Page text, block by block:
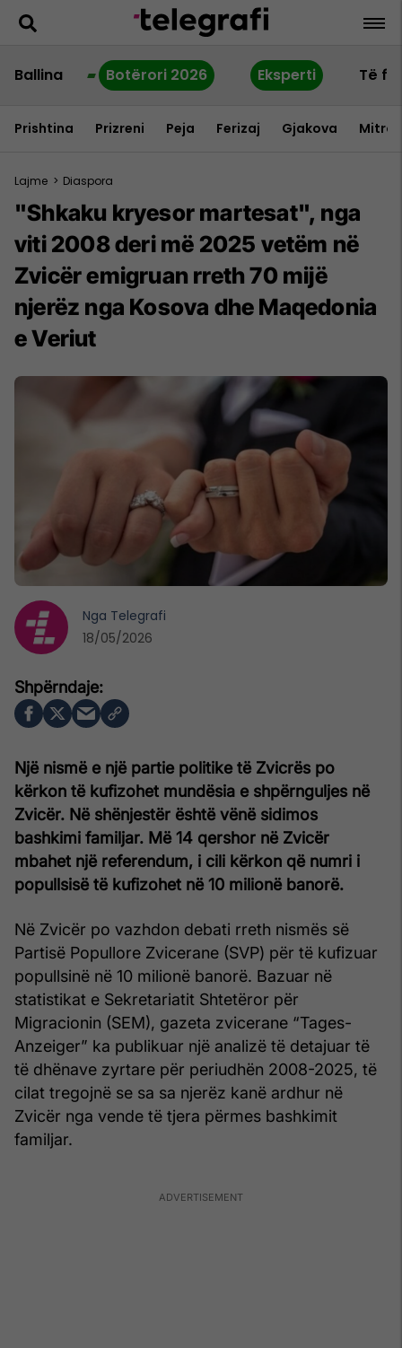
Ballina Botërori 2026 Eksperti Të
Prishtina Prizreni Peja Ferizaj Gjakova
Lajme > Diaspora
"Shkaku kryesor martesat", nga
viti 2008 deri më 2025 vetëm në
Zvicër emigruan rreth 70 mijë
njerëz nga Kosova dhe Maqedonia
e Veriut
Një nismë e një partie politike të Zvicrës po
kërkon të kufizohet mundësia e shpërnguljes në
Zvicër. Në shënjestër është vënë sidimos
bashkimi familjar. Më 14 qershor në Zvicër
mbahet një referendum, i cili kërkon që numri i
popullsisë të kufizohet në 10 milionë banorë.
Në Zvicër po vazhdon debati rreth nismës së
Partisë Popullore Zvicerane (SVP) për të kufizuar
popullsinë në 10 milionë banorë. Bazuar në
statistikat e Sekretariatit Shtetëror për
Migracionin (SEM), gazeta zvicerane “Tages-
Anzeiger” ka publikuar një analizë të detajuar të
të dhënave zyrtare për periudhën 2008-2025, të
cilat tregojnë se sa sa njerëz kanë ardhur në
Zvicër nga vende të tjera përmes bashkimit
familjar.
Nga Telegrafi
18/05/2026